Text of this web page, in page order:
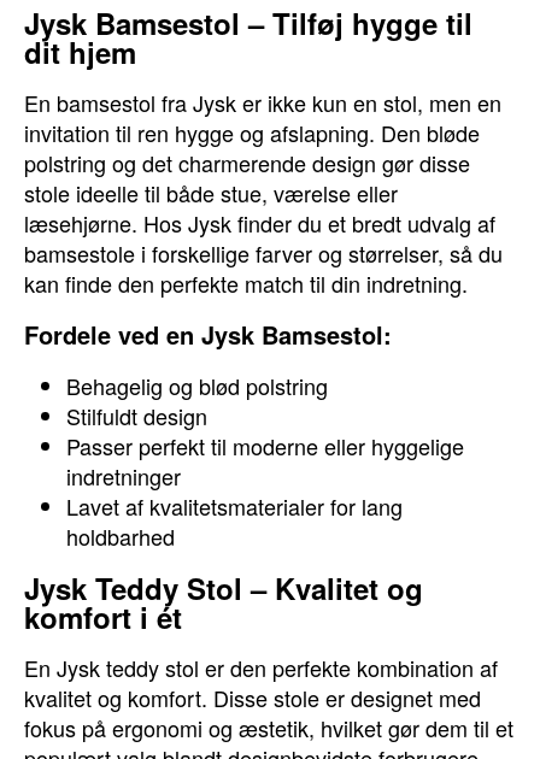
Jysk Bamsestol – Tilføj hygge til
dit hjem
En bamsestol fra Jysk er ikke kun en stol, men en
invitation til ren hygge og afslapning. Den bløde
polstring og det charmerende design gør disse
stole ideelle til både stue, værelse eller
læsehjørne. Hos Jysk finder du et bredt udvalg af
bamsestole i forskellige farver og størrelser, så du
kan finde den perfekte match til din indretning.
Fordele ved en Jysk Bamsestol:
Behagelig og blød polstring
Stilfuldt design
Passer perfekt til moderne eller hyggelige
indretninger
Lavet af kvalitetsmaterialer for lang
holdbarhed
Jysk Teddy Stol – Kvalitet og
komfort i ét
En Jysk teddy stol er den perfekte kombination af
kvalitet og komfort. Disse stole er designet med
fokus på ergonomi og æstetik, hvilket gør dem til et